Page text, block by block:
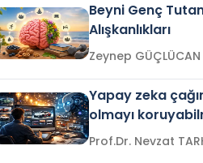
Beyni Genç
Alışkanlıkları
Zeynep GÜÇLÜCAN
Yapay zeka
olmayı
Prof.Dr.